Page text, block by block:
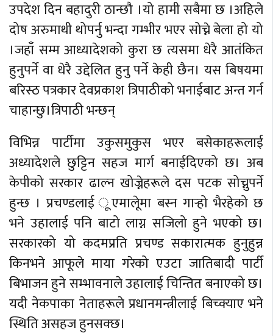
उपदेश दिन बहादुरी ठान्छौ ।यो हामी सबैमा छ ।अहिले
दोष अरुमाथी थोपर्नु भन्दा गम्भीर भएर सोच्ने बेला हो यो
।जहाँ सम्म आध्यादेशको कुरा छ त्यसमा धेरै आतंकित
हुनुपर्ने वा धेरै उद्देलित हुनु पर्ने केही छैन। यस बिषयमा
बरिस्ठ पत्रकार देवप्रकाश त्रिपाठीको भनाईबाट अन्त गर्न
चाहान्छु।त्रिपाठी भन्छन्
विभिन्न पार्टीमा उकुसमुकुस भएर बसेकाहरूलाई
अध्यादेशले छुट्टिन सहज मार्ग बनाईदिएको छ। अब
केपीको सरकार ढाल्न खोज्नेहरूले दस पटक सोच्नुपर्ने
हुन्छ । प्रचण्डलाई ूएमालेूमा बस्न गार्‍हो भैरहेको छ
भने उहालाई पनि बाटो लाग्न सजिलो हुने भएको छ।
सरकारको यो कदमप्रति प्रचण्ड सकारात्मक हुनुहुन्न
किनभने आफूले माया गरेको एउटा जातिबादी पार्टी
बिभाजन हुने सम्भावनाले उहालाई चिन्तित बनाएको छ।
यदी नेकपाका नेताहरूले प्रधानमन्त्रीलाई बिच्क्याए भने
स्थिति असहज हुनसक्छ।